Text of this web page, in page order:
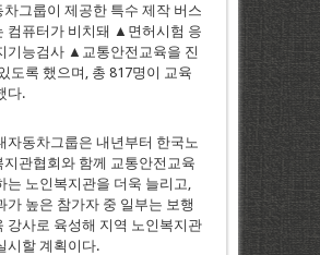
차그룹이 제공한 특수 제작 버스
컴퓨터가 비치돼 ▲면허시험 응
기능검사 ▲교통안전교육을 진
도록 했으며, 총 817명이 교육
다.
자동차그룹은 내년부터 한국노
지관협회와 함께 교통안전교육
는 노인복지관을 더욱 늘리고,
가 높은 참가자 중 일부는 보행
강사로 육성해 지역 노인복지관
시할 계획이다.